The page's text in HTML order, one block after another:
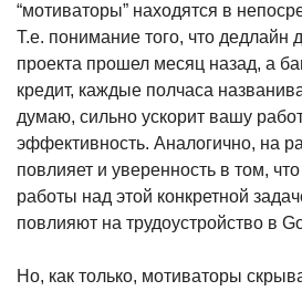
“мотиваторы” находятся в
Т.е. понимание того, что дедлайн
проекта прошел месяц назад, а
кредит, каждые полчаса
думаю, сильно ускорит вашу
эффективность. Аналогично, на
повлияет и уверенность в том,
работы над этой конкретной
повлияют на трудоустройство в
Но, как только, мотиваторы